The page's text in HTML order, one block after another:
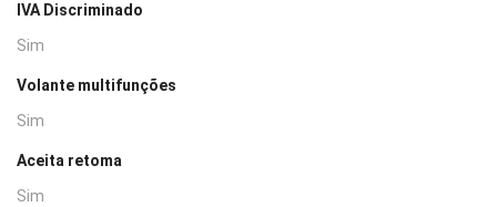
IVA Discriminado
Sim
Volante multifunções
Sim
Aceita retoma
Sim